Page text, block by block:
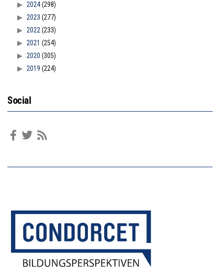
2024(298)
2023 (277)
2022(233)
2021 (254)
2020 (305)
2019 (224)
Social